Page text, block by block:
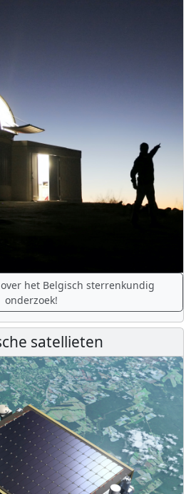
het Belgisch sterrenkundig
onderzoek!
satellieten